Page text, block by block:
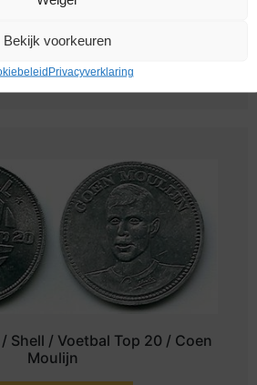
Bekijk voorkeuren
Privacyverklaring
De Boer
€2,95
Shell / Voetbal Top 20 / Coen
Moulijn